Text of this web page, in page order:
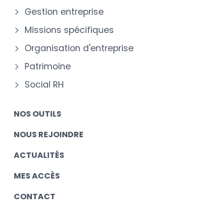
Gestion entreprise
Missions spécifiques
Organisation d'entreprise
Patrimoine
Social RH
NOS OUTILS
NOUS REJOINDRE
ACTUALITÉS
MES ACCÈS
CONTACT